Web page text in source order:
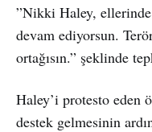
”Nikki Haley, ellerinde
devam ediyorsun.
ortağısın.” şeklinde
Haley’i protesto eden
destek gelmesinin